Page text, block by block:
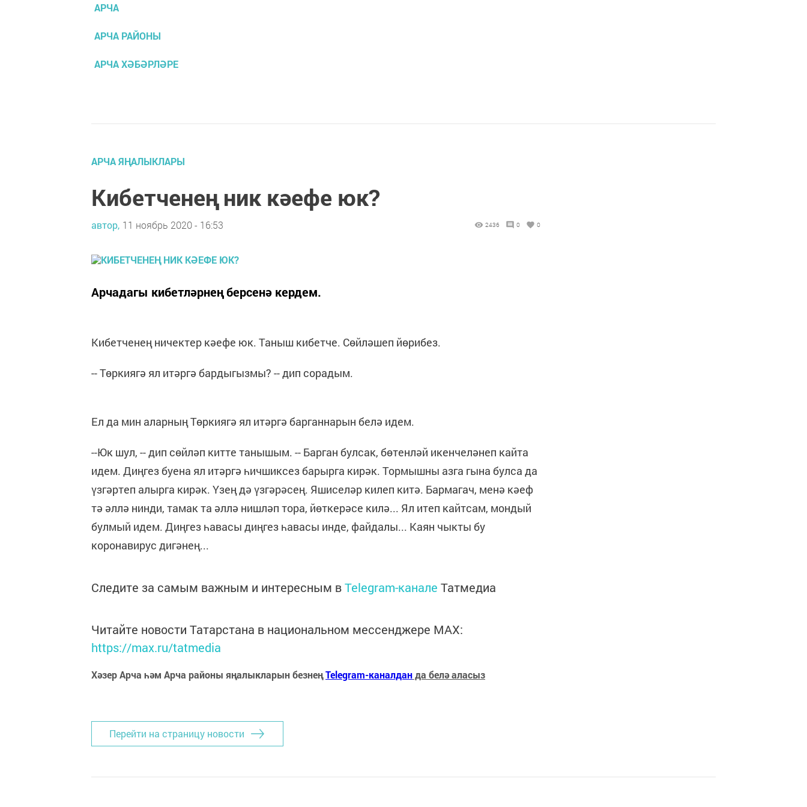
АРЧА
АРЧА РАЙОНЫ
АРЧА ХӘБӘРЛӘРЕ
АРЧА ЯҢАЛЫКЛАРЫ
Кибетченең ник кәефе юк?
автор, 11 ноябрь 2020 - 16:53 2436 0 0
Арчадагы кибетләрнең берсенә кердем.
Кибетченең ничектер кәефе юк. Таныш кибетче. Сөйләшеп йөрибез.
-- Төркиягә ял итәргә бардыгызмы? -- дип сорадым.
Ел да мин аларның Төркиягә ял итәргә барганнарын белә идем.
--Юк шул, -- дип сөйләп китте танышым. -- Барган булсак, бөтенләй икенчеләнеп кайта
идем. Диңгез буена ял итәргә һичшиксез барырга кирәк. Тормышны азга гына булса да
үзгәртеп алырга кирәк. Үзең дә үзгәрәсең. Яшиселәр килеп китә. Бармагач, менә кәеф
тә әллә нинди, тамак та әллә нишләп тора, йөткерәсе килә... Ял итеп кайтсам, мондый
булмый идем. Диңгез һавасы диңгез һавасы инде, файдалы... Каян чыкты бу
коронавирус дигәнең...
Следите за самым важным и интересным вTelegram-канале Татмедиа
Читайте новости Татарстана в национальном мессенджере MАХ:
https://max.ru/tatmedia
Хәзер Арча һәм Арча районы яңалыкларын безнеңTelegram-каналданда белә аласыз
Перейти на страницу новости